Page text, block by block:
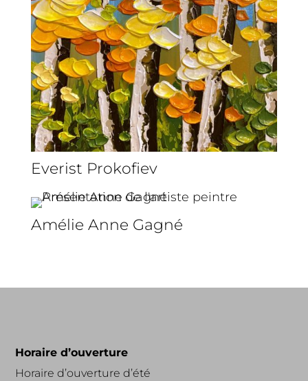
Everist Prokofiev
Amélie Anne Gagné
Horaire d’ouverture
Horaire d’ouverture d’été